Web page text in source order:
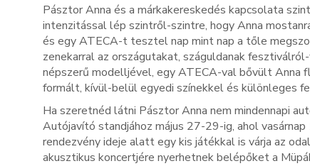
Pásztor Anna és a márkakereskedés kapcsolata
intenzitással lép szintről-szintre, hogy Anna
és egy ATECA-t tesztel nap mint nap a tőle
zenekarral az országutakat, száguldanak
népszerű modelljével, egy ATECA-val bővült Anna
formált, kívül-belül egyedi színekkel és különleges
Ha szeretnéd látni Pásztor Anna nem mindennapi
Autójavító standjához május 27-29-ig, ahol
rendezvény ideje alatt egy kis játékkal is várja az
akusztikus koncertjére nyerhetnek belépőket a